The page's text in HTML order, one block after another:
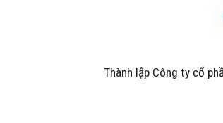
Thành lập Công ty cổ